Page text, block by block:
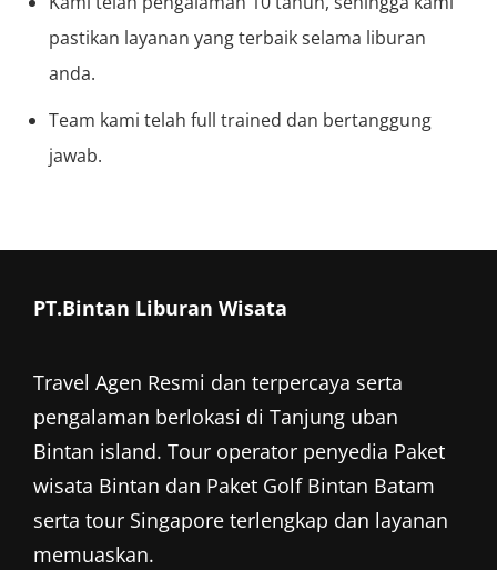
pastikan layanan yang terbaik selama liburan
anda.
Team kami telah full trained dan bertanggung
jawab.
PT.Bintan Liburan Wisata
Travel Agen Resmi dan terpercaya serta
pengalaman berlokasi di Tanjung uban
Bintan island. Tour operator penyedia Paket
wisata Bintan dan Paket Golf Bintan Batam
serta tour Singapore terlengkap dan layanan
memuaskan.